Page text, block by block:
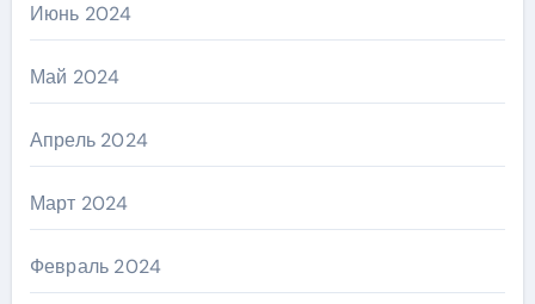
Июнь 2024
Май 2024
Апрель 2024
Март 2024
Февраль 2024